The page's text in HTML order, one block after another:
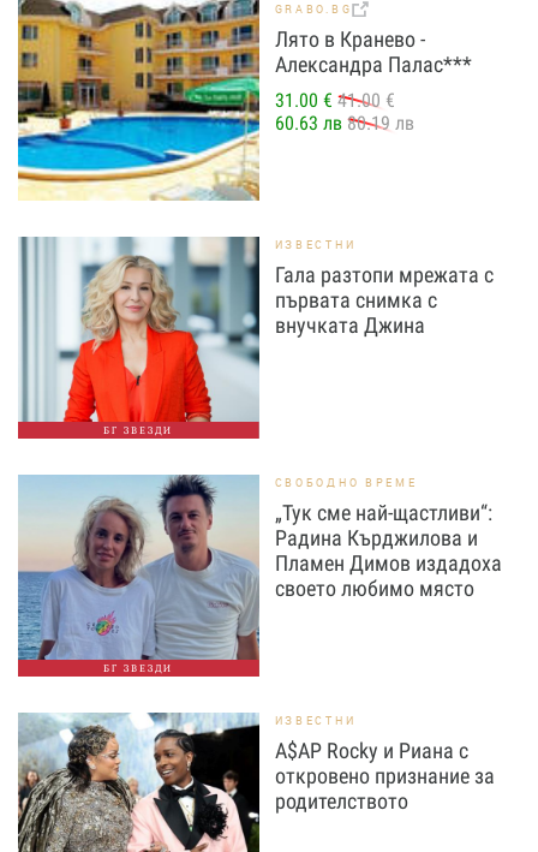
GRABO.BG
Лято в Кранево -
Александра Палас***
31.00 € 41.00 €
60.63 лв 80.19 лв
БГ ЗВЕЗДИ
ИЗВЕСТНИ
Гала разтопи мрежата с
първата снимка с
внучката Джина
БГ ЗВЕЗДИ
СВОБОДНО ВРЕМЕ
„Тук сме най-щастливи“:
Радина Кърджилова и
Пламен Димов издадоха
своето любимо място
ИЗВЕСТНИ
A$AP Rocky и Риана с
откровено признание за
родителството